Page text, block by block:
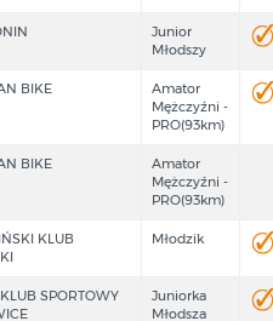
Junior
Młodszy
BIKE
Amator
Mężczyźni -
PRO(93km)
BIKE
Amator
Mężczyźni -
PRO(93km)
KLUB
Młodzik
SPORTOWY
Juniorka
Młodsza